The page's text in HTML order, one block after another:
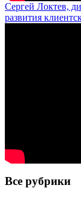
Сергей Локтев,
развития
Все рубрики